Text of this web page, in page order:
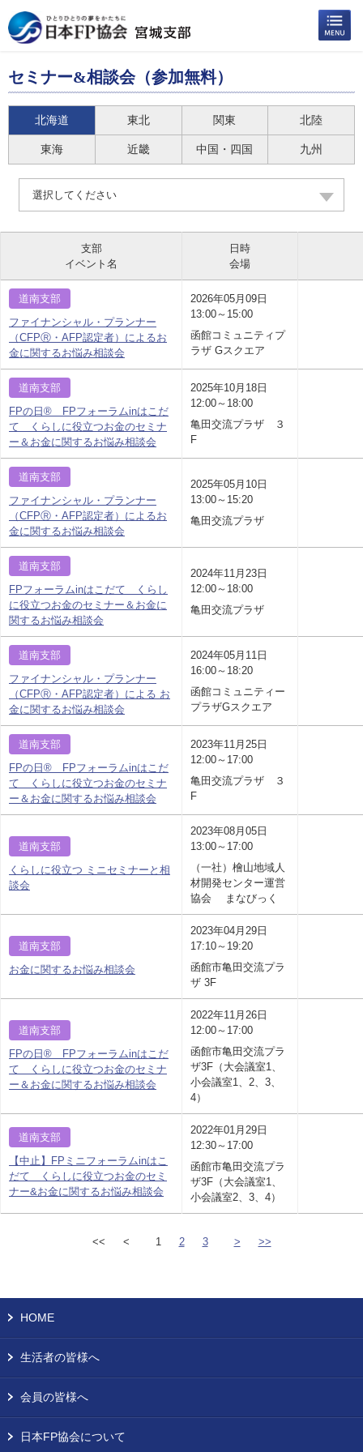
セミナー&相談会（参加無料）
北海道 東北 関東 北陸
東海 近畿 中国・四国 九州
選択してください
支部
イベント名
日時
会場
道南支部
ファイナンシャル・プランナー
（CFPⓇ・AFP認定者）によるお
金に関するお悩み相談会
2026年05月09日
13:00～15:00
函館コミュニティプ
ラザ Gスクエア
道南支部
FPの日® FPフォーラムinはこだ
て くらしに役立つお金のセミナ
ー＆お金に関するお悩み相談会
2025年10月18日
12:00～18:00
亀田交流プラザ ３
F
道南支部
ファイナンシャル・プランナー
（CFPⓇ・AFP認定者）によるお
金に関するお悩み相談会
2025年05月10日
13:00～15:20
亀田交流プラザ
道南支部
FPフォーラムinはこだて くらし
に役立つお金のセミナー＆お金に
関するお悩み相談会
2024年11月23日
12:00～18:00
亀田交流プラザ
道南支部
ファイナンシャル・プランナー
（CFPⓇ・AFP認定者）による お
金に関するお悩み相談会
2024年05月11日
16:00～18:20
函館コミュニティー
プラザGスクエア
道南支部
FPの日® FPフォーラムinはこだ
て くらしに役立つお金のセミナ
ー＆お金に関するお悩み相談会
2023年11月25日
12:00～17:00
亀田交流プラザ ３
F
道南支部
くらしに役立つ ミニセミナーと相
談会
2023年08月05日
13:00～17:00
（一社）檜山地域人
材開発センター運営
協会 まなびっく
道南支部
お金に関するお悩み相談会
2023年04月29日
17:10～19:20
函館市亀田交流プラ
ザ 3F
道南支部
FPの日® FPフォーラムinはこだ
て くらしに役立つお金のセミナ
ー＆お金に関するお悩み相談会
2022年11月26日
12:00～17:00
函館市亀田交流プラ
ザ3F（大会議室1、
小会議室1、2、3、
4）
道南支部
【中止】FPミニフォーラムinはこ
だて くらしに役立つお金のセミ
ナー&お金に関するお悩み相談会
2022年01月29日
12:30～17:00
函館市亀田交流プラ
ザ3F（大会議室1、
小会議室2、3、4）
<< < 1 2 3 > >>
HOME
生活者の皆様へ
会員の皆様へ
日本FP協会について